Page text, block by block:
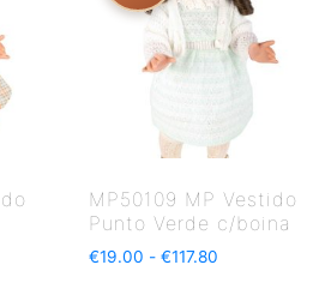
MP50109 MP Vestido
Punto Verde c/boina
€19.00 - €117.80